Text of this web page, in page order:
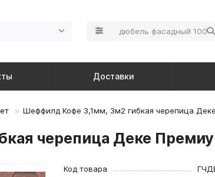
Доставки
Шеффилд Кофе 3,1мм, 3м2 гибкая черепица
черепица Деке
Код товара